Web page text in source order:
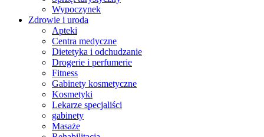
Wypoczynek
Zdrowie i uroda
Apteki
Centra medyczne
Dietetyka i odchudzanie
Drogerie i perfumerie
Fitness
Gabinety kosmetyczne
Kosmetyki
Lekarze specjaliści
gabinety
Masaże